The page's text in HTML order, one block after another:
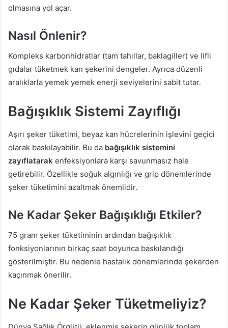
olmasına yol açar.
Nasıl Önlenir?
Kompleks karbonhidratlar (tam tahıllar, baklagiller) ve lifli
gıdalar tüketmek kan şekerini dengeler. Ayrıca düzenli
aralıklarla yemek yemek enerji seviyelerini sabit tutar.
Bağışıklık Sistemi Zayıflığı
Aşırı şeker tüketimi, beyaz kan hücrelerinin işlevini geçici
olarak baskılayabilir. Bu da bağışıklık sistemini
zayıflatarak enfeksiyonlara karşı savunmasız hale
getirebilir. Özellikle soğuk algınlığı ve grip dönemlerinde
şeker tüketimini azaltmak önemlidir.
Ne Kadar Şeker Bağışıklığı Etkiler?
75 gram şeker tüketiminin ardından bağışıklık
fonksiyonlarının birkaç saat boyunca baskılandığı
gösterilmiştir. Bu nedenle hastalık dönemlerinde şekerden
kaçınmak önerilir.
Ne Kadar Şeker Tüketmeliyiz?